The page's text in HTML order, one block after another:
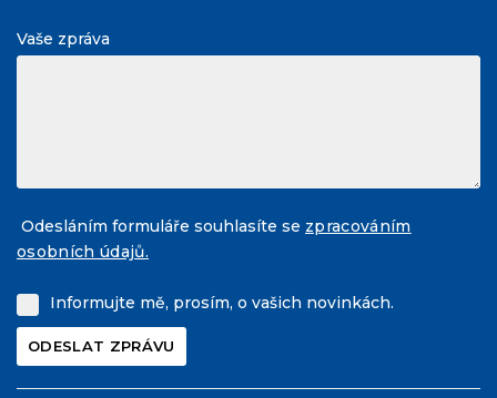
Vaše zpráva
Odesláním formuláře souhlasíte se zpracováním
osobních údajů.
Informujte mě, prosím, o vašich novinkách.